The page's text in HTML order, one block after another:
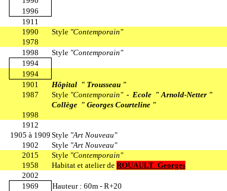
1996
1911
1990 Style "Contemporain"
1978
1998 Style "Contemporain"
1994
1994
1901
Hôpital " Trousseau "
1987 Style "Contemporain" - Ecole " Arnold-Netter "
Collège " Georges Courteline "
1998
1912
1905 à 1909 Style "Art Nouveau"
1902 Style "Art Nouveau"
2015 Style "Contemporain"
1958 Habitat et atelier de ROUAULT Georges
2002
1969
Hauteur : 60m - R+20